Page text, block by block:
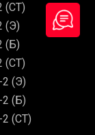
(СТ)
(Э)
(Б)
(СТ)
(Э)
(Б)
(СТ)